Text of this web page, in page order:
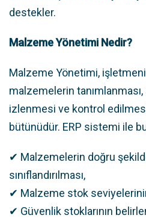
destekler.
Malzeme Yönetimi Nedir?
Malzeme Yönetimi,
malzemelerin tanımlanması,
izlenmesi ve kontrol
bütünüdür. ERP sistemi ile
✔ Malzemelerin doğru
sınıflandırılması,
✔ Malzeme stok
✔ Güvenlik stoklarının